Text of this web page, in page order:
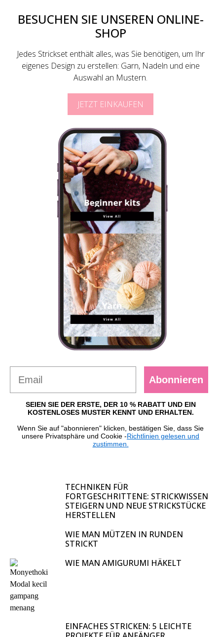
BESUCHEN SIE UNSEREN ONLINE-
SHOP
Jedes Strickset enthält alles, was Sie benötigen, um Ihr
eigenes Design zu erstellen: Garn, Nadeln und eine
Auswahl an Mustern.
JETZT EINKAUFEN
Abonnieren
SEIEN SIE DER ERSTE, DER 10 % RABATT UND EIN
KOSTENLOSES MUSTER KENNT UND ERHALTEN.
Wenn Sie auf "abonnieren" klicken, bestätigen Sie, dass Sie
unsere Privatsphäre und Cookie -Richtlinien gelesen und
zustimmen.
TECHNIKEN FÜR
FORTGESCHRITTENE: STRICKWISSEN
STEIGERN UND NEUE STRICKSTÜCKE
HERSTELLEN
WIE MAN MÜTZEN IN RUNDEN
STRICKT
WIE MAN AMIGURUMI HÄKELT
EINFACHES STRICKEN: 5 LEICHTE